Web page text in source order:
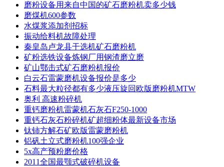
磨粉设备用来自中国的矿石磨粉机卖多少钱
磨煤机600参数
水煤浆添加剂招标
振动给料机故障处理
秦皇岛卢龙县干选机矿石磨粉机
矿粉选铁设备炼钢厂用钢渣磨立磨
矿山鄂击式矿石磨粉机报价
白云石雷蒙磨机设备报价是多少
石料最大粒径都有多少液压旋回欧版磨粉机MTW
奥利 高速粉碎机
重钙磨粉机雷蒙机石灰石F250-1000
重钙石灰石粉碎机矿超细粉体最新设备市场
钛铈方解石矿欧版雷蒙磨粉机
铝矾土立式磨粉机100强企业
5x高产预粉磨价格
2011全国最颚式破碎机设备